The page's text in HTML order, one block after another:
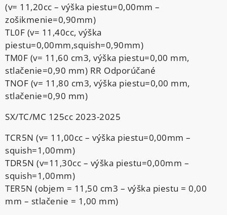
(v= 11,20cc – výška piestu=0,00mm –
zošikmenie=0,90mm)
TL0F (v= 11,40cc, výška
piestu=0,00mm,squish=0,90mm)
TM0F (v= 11,60 cm3, výška piestu=0,00 mm,
stlačenie=0,90 mm) RR Odporúčané
TNOF (v= 11,80 cm3, výška piestu=0,00 mm,
stlačenie=0,90 mm)
SX/TC/MC 125cc 2023-2025
TCR5N (v= 11,00cc – výška piestu=0,00mm –
squish=1,00mm)
TDR5N (v=11,30cc – výška piestu=0,00mm –
squish=1,00mm)
TER5N (objem = 11,50 cm3 – výška piestu = 0,00
mm – stlačenie = 1,00 mm)